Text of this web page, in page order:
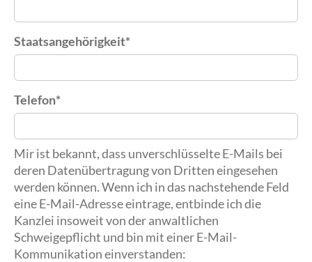
Staatsangehörigkeit*
Telefon*
Mir ist bekannt, dass unverschlüsselte E-Mails bei
deren Datenübertragung von Dritten eingesehen
werden können. Wenn ich in das nachstehende Feld
eine E-Mail-Adresse eintrage, entbinde ich die
Kanzlei insoweit von der anwaltlichen
Schweigepflicht und bin mit einer E-Mail-
Kommunikation einverstanden: